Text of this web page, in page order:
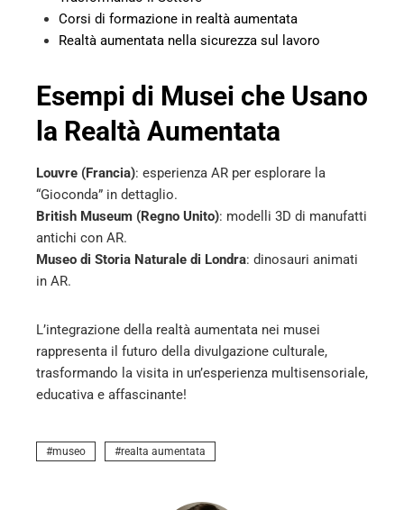
Corsi di formazione in realtà aumentata
Realtà aumentata nella sicurezza sul lavoro
Esempi di Musei che Usano
la Realtà Aumentata
Louvre (Francia): esperienza AR per esplorare la
“Gioconda” in dettaglio.
British Museum (Regno Unito): modelli 3D di manufatti
antichi con AR.
Museo di Storia Naturale di Londra: dinosauri animati
in AR.
L’integrazione della realtà aumentata nei musei
rappresenta il futuro della divulgazione culturale,
trasformando la visita in un’esperienza multisensoriale,
educativa e affascinante!
museo realta aumentata